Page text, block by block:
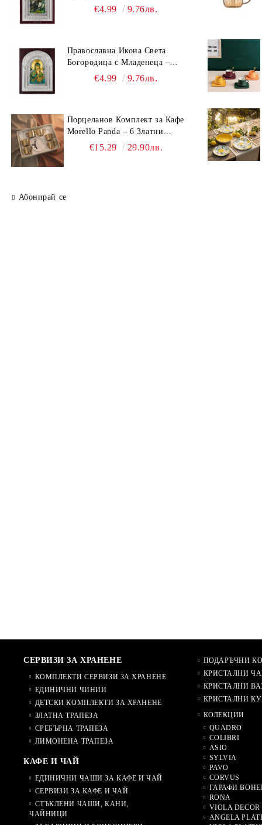
(23.5х19 см) – Исус Христос,
€4.99 9.76лв.
Православна Икона Света
Богородица с Младенеца –
Сребрист Обков и Стойка
€4.99 9.76лв.
Порцеланов Комплект за Кафе
Morello Panda – 6 Златни
Огледални Чаши с
€15.29 29.90лв.
Абонирай се
СЕРВИЗИ ЗА ХРАНЕНЕ
КОМПЛЕКТИ СЕРВИЗИ ЗА ХРАНЕНЕ
ЕДИНИЧНИ ЧИНИИ
ДЕТСКИ КОМПЛЕКТИ ЗА ХРАНЕНЕ
ЗЛАТНА ТРАПЕЗА
СРЕБЪРНА ТРАПЕЗА
ЛИМОНЕНА ТРАПЕЗА
КАФЕ И ЧАЙ
ЕДИНИЧНИ ЧАШИ ЗА КАФЕ И ЧАЙ
СЕРВИЗИ ЗА КАФЕ И ЧАЙ
СТЪКЛЕНИ ЧАШИ, КАНИ,
ЧАЙНИЦИ
ПОДАРЪЧНИ
КРИСТАЛНИ
КРИСТАЛНИ
КРИСТАЛНИ
КОЛЕКЦИИ
QUADRO
COLIBRI
ASIO
SYLVIA
PAVO
CORVUS
ГАРАФИ
RONA
VIOLA DECOR
ANGELA